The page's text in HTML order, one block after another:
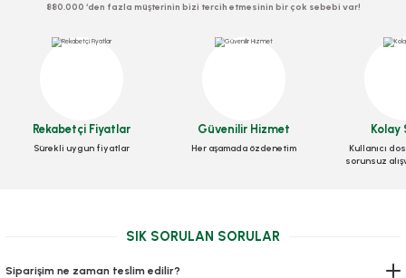
27,07 TL + KDV 57,75 TL+ KDV
880.000 ‘den fazla müşterinin bizi tercih etmesinin bir çok sebebi var!
Rekabetçi Fiyatlar
Sürekli uygun fiyatlar
Güvenilir Hizmet
Her aşamada özdenetim
Kolay
Kullanıcı
sorunsuz
SIK SORULAN SORULAR
Siparişim ne zaman teslim edilir?